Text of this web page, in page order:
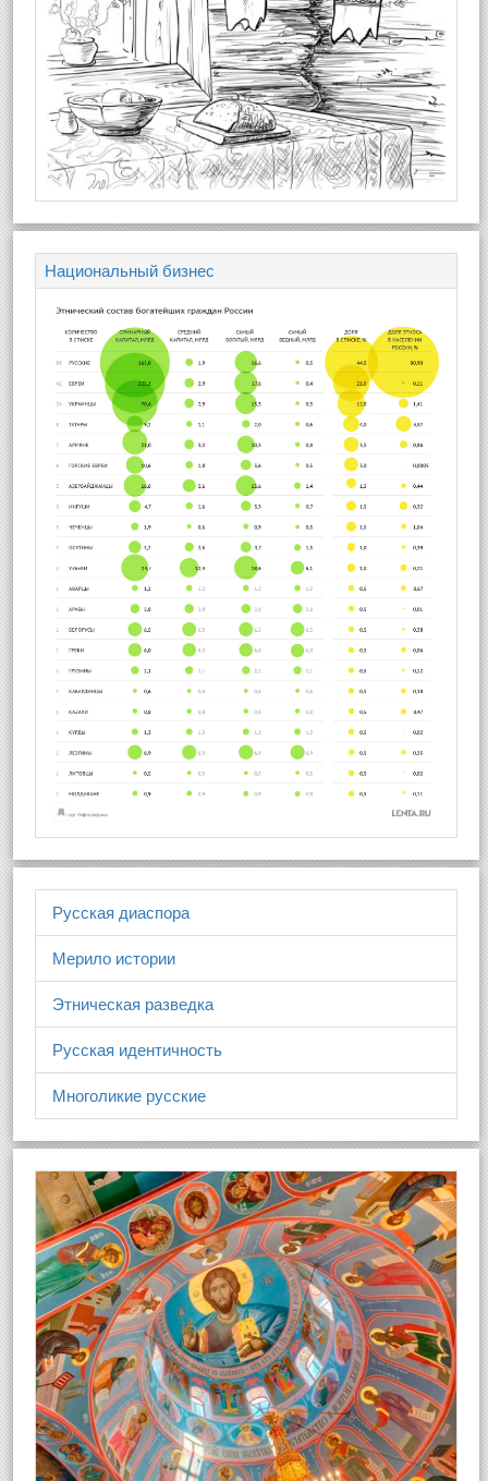
Национальный бизнес
Русская диаспора
Мерило истории
Этническая разведка
Русская идентичность
Многоликие русские